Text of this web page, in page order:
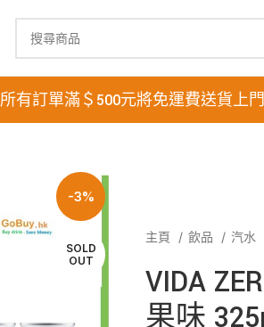
所有訂單滿＄500元將免運費送貨上門
-3%
SOLD
OUT
主頁 飲品 汽水
VIDA
果味